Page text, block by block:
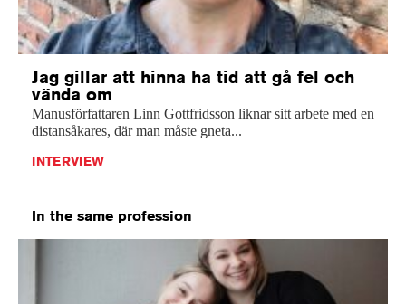
Jag gillar att hinna ha tid att gå fel och
vända om
Manusförfattaren Linn Gottfridsson liknar sitt arbete med en
distansåkares, där man måste gneta...
INTERVIEW
In the same profession